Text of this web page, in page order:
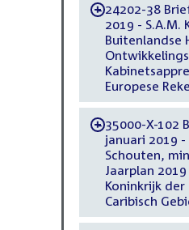
-24202-38
2019 -
Buitenlandse
Europese
-35000-X-102
januari 2019 -
Schouten,
Jaarplan
Koninkrijk
Caribisch